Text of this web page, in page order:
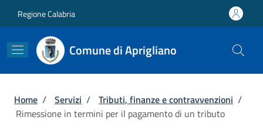
Regione Calabria
Comune di Aprigliano
Briciole di pane
Home / Servizi / Tributi, finanze e contravvenzioni /
Rimessione in termini per il pagamento di un tributo